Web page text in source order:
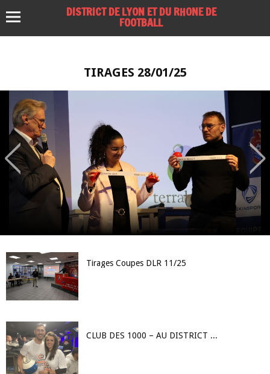
DISTRICT DE LYON ET DU RHONE DE
FOOTBALL
TIRAGES 28/01/25
Tirages Coupes DLR 11/25
CLUB DES 1000 – AU DISTRICT LE CHALLENGE ENTREPRISES…